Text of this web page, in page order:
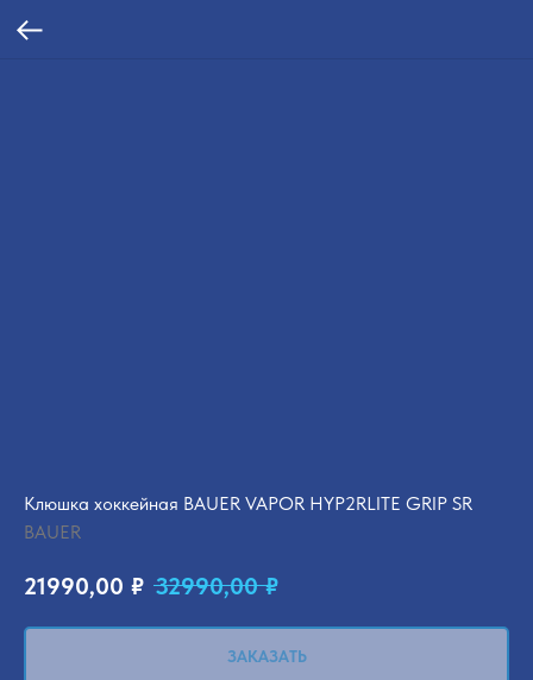
Клюшка хоккейная BAUER VAPOR HYP2RLITE GRIP SR
BAUER
21990,00 ₽ 32990,00 ₽
ЗАКАЗАТЬ